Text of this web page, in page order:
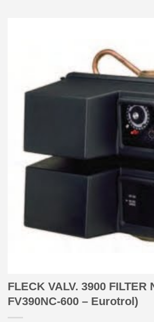
FLECK VALV. 3900 FILTER
FV390NC-600 – Eurotrol)